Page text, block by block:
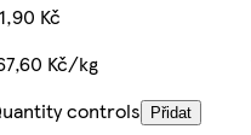
Kč
Kč/kg
controls
Přidat